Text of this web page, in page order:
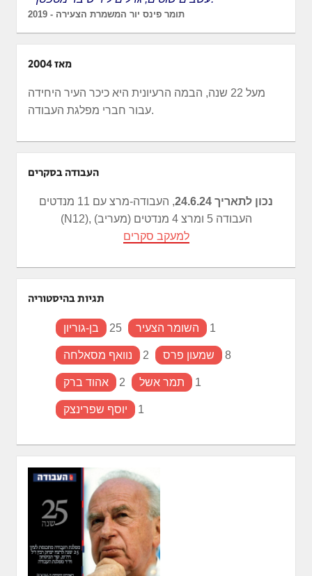
תומר פינס יור המשמרת הצעירה - 2019
מאז 2004
מעל 22 שנה, הבמה הרעיונית היא כיכר העיר היחידה
עבור חברי מפלגת העבודה.
העבודה בסקרים
נכון לתאריך 24.6.24
, העבודה-מרצ עם 11 מנדטים
(N12), העבודה 5 ומרצ 4 מנדטים (מעריב)
למעקב סקרים
תגיות בהיסטוריה
בן-גוריון 25 השומר הצעיר 1
נוואף מסאלחה 2 שמעון פרס 8
אהוד ברק 2 תמר אשל 1
יוסף שפרינצק 1